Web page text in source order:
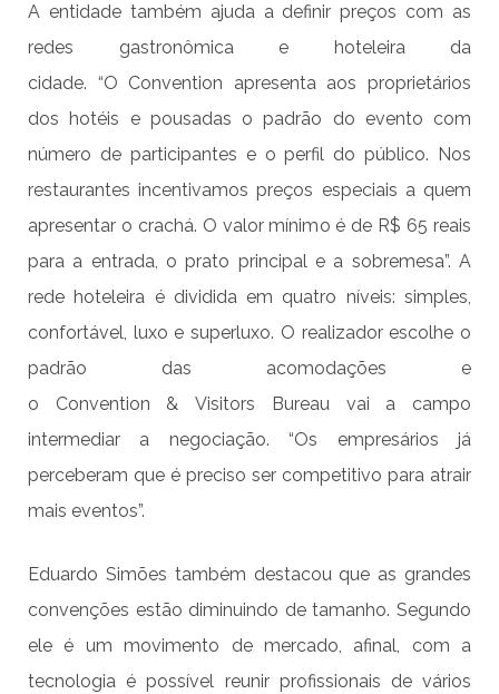
A entidade também ajuda a definir preços com as
redes gastronômica e hoteleira da
cidade. “O Convention apresenta aos proprietários
dos hotéis e pousadas o padrão do evento com
número de participantes e o perfil do público. Nos
restaurantes incentivamos preços especiais a quem
apresentar o crachá. O valor mínimo é de R$ 65 reais
para a entrada, o prato principal e a sobremesa”. A
rede hoteleira é dividida em quatro níveis: simples,
confortável, luxo e superluxo. O realizador escolhe o
padrão das acomodações e
o Convention & Visitors Bureau vai a campo
intermediar a negociação. “Os empresários já
perceberam que é preciso ser competitivo para atrair
mais eventos”.
Eduardo Simões também destacou que as grandes
convenções estão diminuindo de tamanho. Segundo
ele é um movimento de mercado, afinal, com a
tecnologia é possível reunir profissionais de vários